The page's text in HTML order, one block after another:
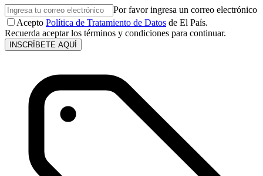
Por favor ingresa un correo electrónico
Acepto Política de Tratamiento de Datos de El País.
Recuerda aceptar los términos y condiciones para continuar.
INSCRÍBETE AQUÍ